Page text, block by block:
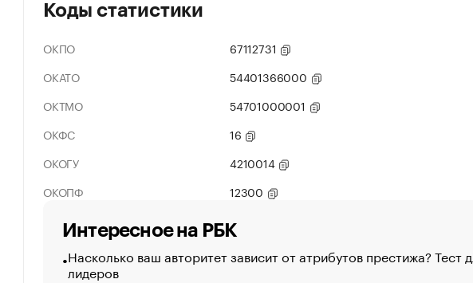
Коды статистики
ОКПО
67112731
ОКАТО
54401366000
ОКТМО
54701000001
ОКФС
16
ОКОГУ
4210014
ОКОПФ
12300
Интересное на РБК
Насколько ваш авторитет зависит от атрибутов престижа? Тест
лидеров